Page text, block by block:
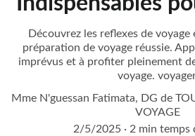
Découvrez les reflexes de
préparation de voyage réussie.
imprévus et à profiter pleinement
voyage.
Mme N'guessan Fatimata, DG de
VOYAGE
2/5/2025
2 min temps